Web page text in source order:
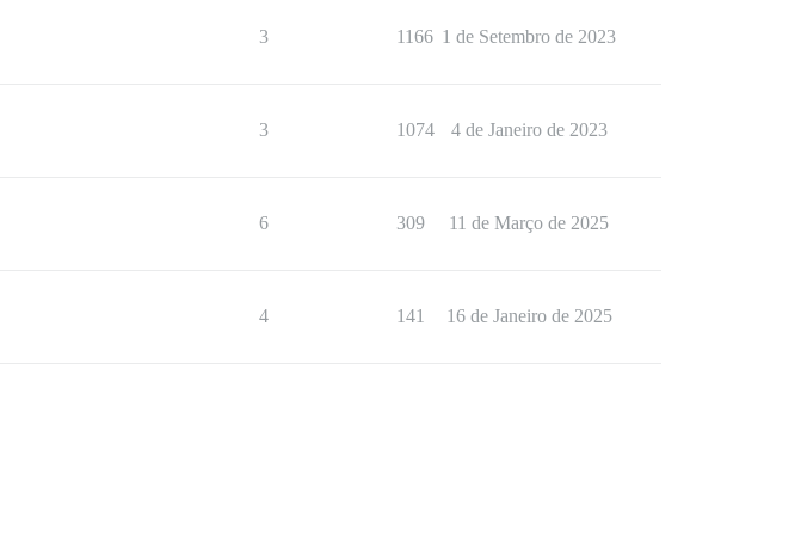
3 1166 1 de Setembro de 2023
3 1074 4 de Janeiro de 2023
6 309 11 de Março de 2025
4 141 16 de Janeiro de 2025